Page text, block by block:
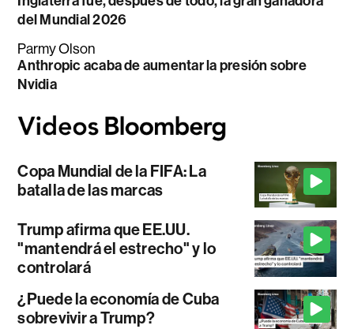
del Mundial 2026
Parmy Olson
Anthropic acaba de aumentar la presión sobre
Nvidia
Copa Mundial de la FIFA: La
batalla de las marcas
Trump afirma que EE.UU.
"mantendrá el estrecho" y lo
controlará
¿Puede la economía de Cuba
sobrevivir a Trump?